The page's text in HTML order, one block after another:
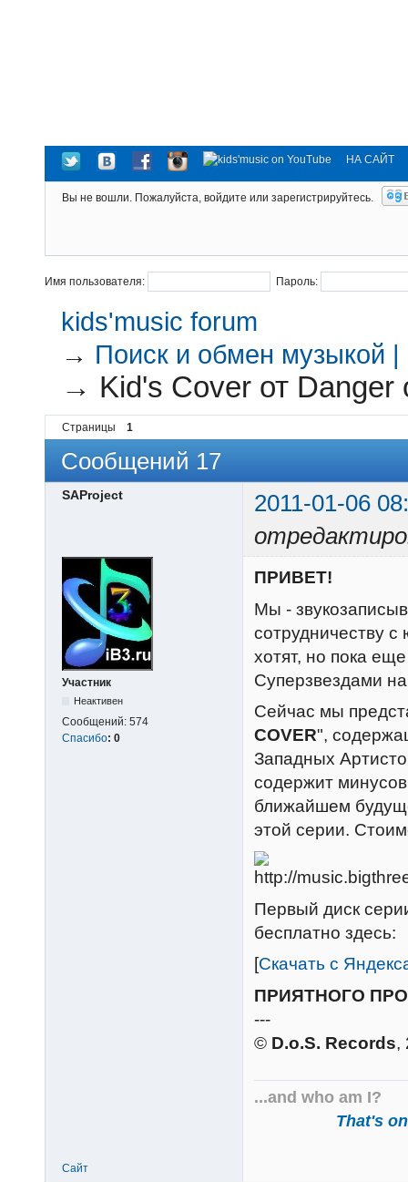
НА САЙТ
Вы не вошли. Пожалуйста, войдите или зарегистрируйтесь.
Имя пользователя: Пароль:
kids'music forum
→ Поиск и обмен музыкой
→ Kid's Cover от Danger
Страницы 1
Сообщений 17
SAProject
2011-01-06
Участник
Неактивен
Сообщений: 574
Спасибо: 0
ПРИВЕТ!
Мы -
сотрудничеству
хотят, но пока
Суперзвездами
Сейчас мы
COVER",
Западных
содержит
ближайшем
этой серии.
Первый диск
бесплатно здесь:
[Скачать с
ПРИЯТНОГО
---
© D.o.S. Records,
...and who am I?
That's
Сайт